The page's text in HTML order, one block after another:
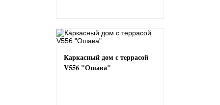
Каркасный дом с террасой
V556 "Ошава"